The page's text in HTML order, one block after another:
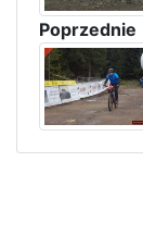
Poprzednie